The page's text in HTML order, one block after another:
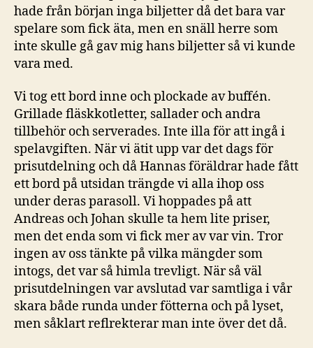
hade från början inga biljetter då det bara var
spelare som fick äta, men en snäll herre som
inte skulle gå gav mig hans biljetter så vi kunde
vara med.
Vi tog ett bord inne och plockade av buffén.
Grillade fläskkotletter, sallader och andra
tillbehör och serverades. Inte illa för att ingå i
spelavgiften. När vi ätit upp var det dags för
prisutdelning och då Hannas föräldrar hade fått
ett bord på utsidan trängde vi alla ihop oss
under deras parasoll. Vi hoppades på att
Andreas och Johan skulle ta hem lite priser,
men det enda som vi fick mer av var vin. Tror
ingen av oss tänkte på vilka mängder som
intogs, det var så himla trevligt. När så väl
prisutdelningen var avslutad var samtliga i vår
skara både runda under fötterna och på lyset,
men såklart reflrekterar man inte över det då.